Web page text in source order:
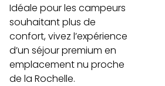
Idéale pour les campeurs
souhaitant plus de
confort, vivez l’expérience
d’un séjour premium en
emplacement nu proche
de la Rochelle.